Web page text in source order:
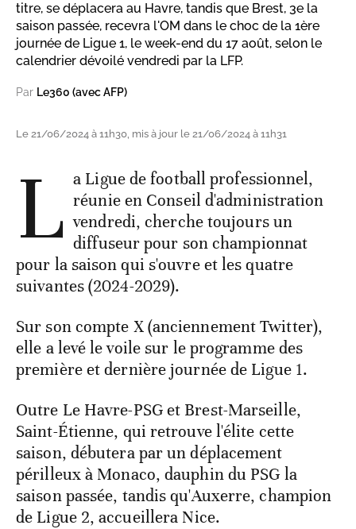
titre, se déplacera au Havre, tandis que Brest, 3e la
saison passée, recevra l'OM dans le choc de la 1ère
journée de Ligue 1, le week-end du 17 août, selon le
calendrier dévoilé vendredi par la LFP.
Par Le360 (avec AFP)
Le 21/06/2024 à 11h30, mis à jour le 21/06/2024 à 11h31
L a Ligue de football professionnel,
réunie en Conseil d'administration
vendredi, cherche toujours un
diffuseur pour son championnat
pour la saison qui s'ouvre et les quatre
suivantes (2024-2029).
Sur son compte X (anciennement Twitter),
elle a levé le voile sur le programme des
première et dernière journée de Ligue 1.
Outre Le Havre-PSG et Brest-Marseille,
Saint-Étienne, qui retrouve l'élite cette
saison, débutera par un déplacement
périlleux à Monaco, dauphin du PSG la
saison passée, tandis qu'Auxerre, champion
de Ligue 2, accueillera Nice.